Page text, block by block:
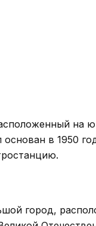
на
в 1950
город,